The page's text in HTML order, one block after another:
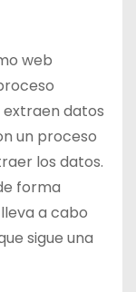
web
datos
un proceso
los datos.
forma
a cabo
sigue una